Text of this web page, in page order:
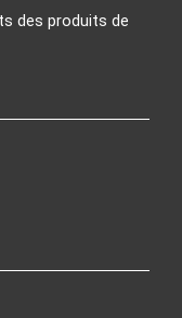
des produits de